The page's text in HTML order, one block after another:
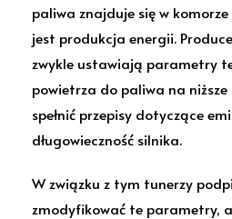
paliwa znajduje się w
jest produkcja energii.
zwykle ustawiają parametry
powietrza do paliwa na
spełnić przepisy dotyczące
długowieczność silnika.
W związku z tym tunerzy
zmodyfikować te parametry,